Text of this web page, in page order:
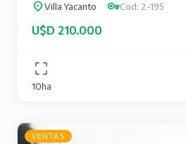
Villa Yacanto Cod: 2-195
U$D 210.000
10ha
VENTAS